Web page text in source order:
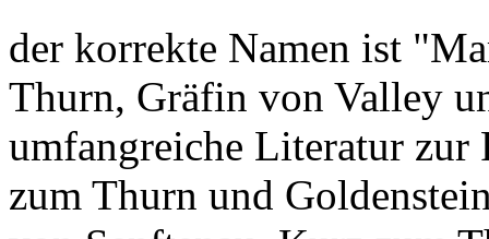
der korrekte Namen ist
Thurn, Gräfin von Valley
umfangreiche Literatur
zum Thurn und